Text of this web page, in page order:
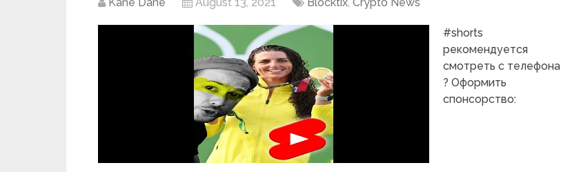
#shorts
рекомендуется
смотреть с телефона
? Оформить
спонсорство: